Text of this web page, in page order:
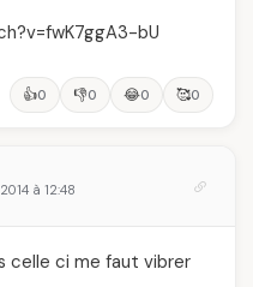
bU
👍0 👎0 😂0 🥰0
à 12:48
celle ci me faut vibrer